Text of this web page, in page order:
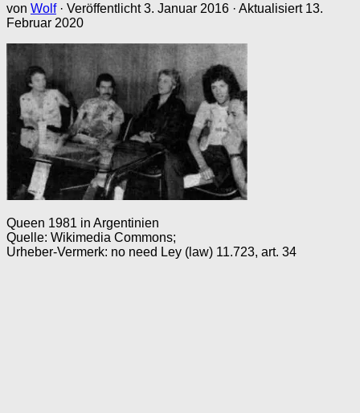
von Wolf · Veröffentlicht3. Januar 2016 · Aktualisiert 13.
Februar 2020
Queen 1981 in Argentinien
Quelle: Wikimedia Commons;
Urheber-Vermerk: no need Ley (law) 11.723, art. 34